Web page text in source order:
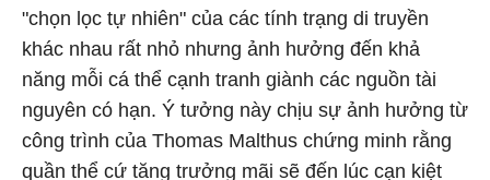
"chọn lọc tự nhiên" của các tính trạng di truyền
khác nhau rất nhỏ nhưng ảnh hưởng đến khả
năng mỗi cá thể cạnh tranh giành các nguồn tài
nguyên có hạn. Ý tưởng này chịu sự ảnh hưởng từ
công trình của Thomas Malthus chứng minh rằng
quần thể cứ tăng trưởng mãi sẽ đến lúc cạn kiệt